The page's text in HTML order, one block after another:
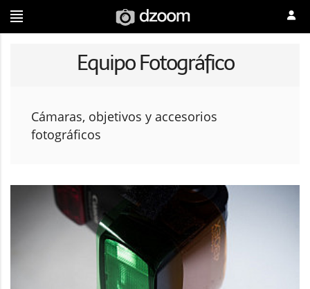
Equipo Fotográfico
Cámaras, objetivos y accesorios
fotográficos